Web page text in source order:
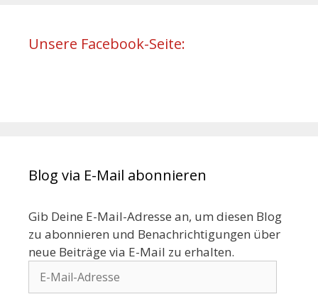
Unsere Facebook-Seite:
Blog via E-Mail abonnieren
Gib Deine E-Mail-Adresse an, um diesen Blog
zu abonnieren und Benachrichtigungen über
neue Beiträge via E-Mail zu erhalten.